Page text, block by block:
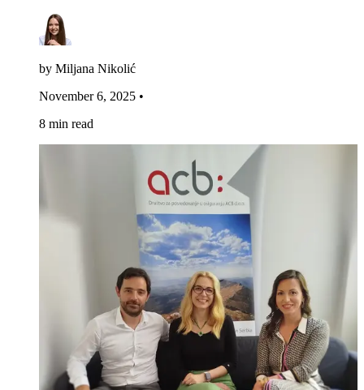
by Miljana Nikolić
November 6, 2025 •
8 min read